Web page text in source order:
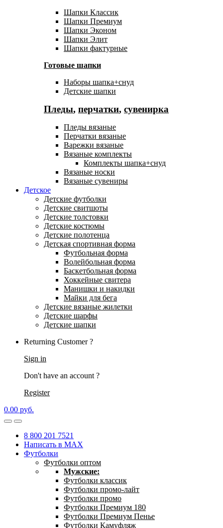
Шапки Классик
Шапки Премиум
Шапки Эконом
Шапки Элит
Шапки фактурные
Готовые шапки
Наборы шапка+снуд
Детские шапки
Пледы, перчатки, сувенирка
Пледы вязаные
Перчатки вязаные
Варежки вязаные
Вязаные комплекты
Комплекты шапка+снуд
Вязаные носки
Вязаные сувениры
Детское
Детские футболки
Детские свитшоты
Детские толстовки
Детские костюмы
Детские полотенца
Детская спортивная форма
Футбольная форма
Волейбольная форма
Баскетбольная форма
Хоккейные свитера
Манишки и накидки
Майки для бега
Детские вязаные жилетки
Детские шарфы
Детские шапки
Returning Customer ?
Sign in
Don't have an account ?
Register
0.00 руб.
8 800 201 7521
Написать в MAX
Футболки
Футболки оптом
Мужские:
Футболки классик
Футболки промо-лайт
Футболки промо
Футболки Премиум 180
Футболки Премиум Пенье
Футболки Камуфляж